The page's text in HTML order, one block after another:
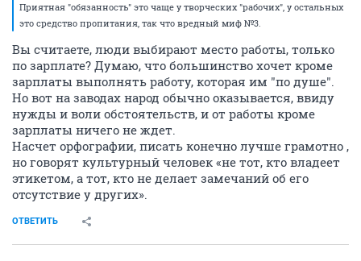
Приятная "обязанность" это чаще у творческих "рабочих", у остальных
это средство пропитания, так что вредный миф №3.
Вы считаете, люди выбирают место работы, только
по зарплате? Думаю, что большинство хочет кроме
зарплаты выполнять работу, которая им "по душе".
Но вот на заводах народ обычно оказывается, ввиду
нужды и воли обстоятельств, и от работы кроме
зарплаты ничего не ждет.
Насчет орфографии, писать конечно лучше грамотно ,
но говорят культурный человек «не тот, кто владеет
этикетом, а тот, кто не делает замечаний об его
отсутствие у других».
ОТВЕТИТЬ